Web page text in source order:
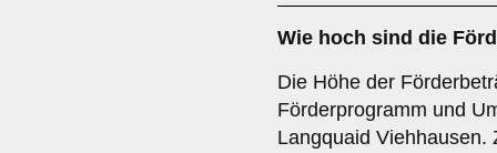
Wie hoch sind die
Die Höhe der
Förderprogramm und
Langquaid Viehhausen.